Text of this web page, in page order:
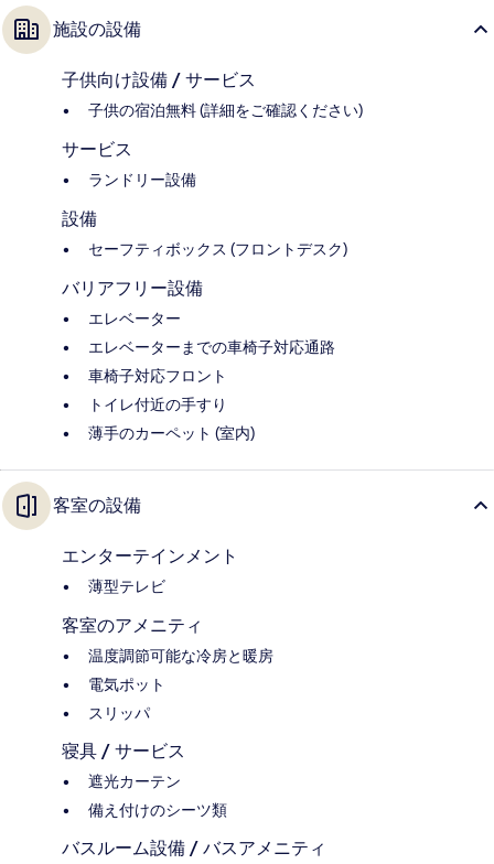
施設の設備
子供向け設備 / サービス
子供の宿泊無料 (詳細をご確認ください)
サービス
ランドリー設備
設備
セーフティボックス (フロントデスク)
バリアフリー設備
エレベーター
エレベーターまでの車椅子対応通路
車椅子対応フロント
トイレ付近の手すり
薄手のカーペット (室内)
客室の設備
エンターテインメント
薄型テレビ
客室のアメニティ
温度調節可能な冷房と暖房
電気ポット
スリッパ
寝具 / サービス
遮光カーテン
備え付けのシーツ類
バスルーム設備 / バスアメニティ